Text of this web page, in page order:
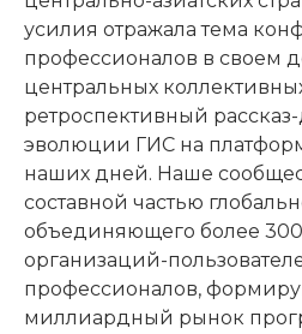
усилия отражала тема
профессионалов в своем
центральных
ретроспективный
эволюции ГИС на
наших дней. Наше
составной частью
объединяющего более 300
организаций-
профессионалов,
миллиардный рынок